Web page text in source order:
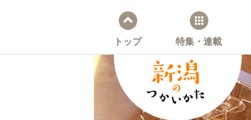
トップ 特集・連載